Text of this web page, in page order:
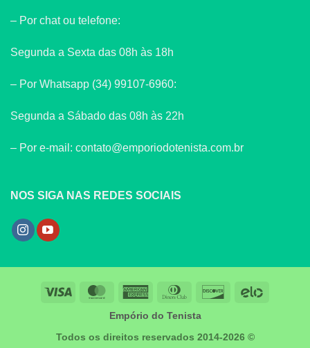
– Por chat ou telefone:
Segunda a Sexta das 08h às 18h
– Por Whatsapp (34) 99107-6960:
Segunda a Sábado das 08h às 22h
– Por e-mail: contato@emporiodotenista.com.br
NOS SIGA NAS REDES SOCIAIS
Visa MasterCardAmerican
Dinners
Discover
Empório do Tenista
Todos os direitos reservados 2014-2026 ©